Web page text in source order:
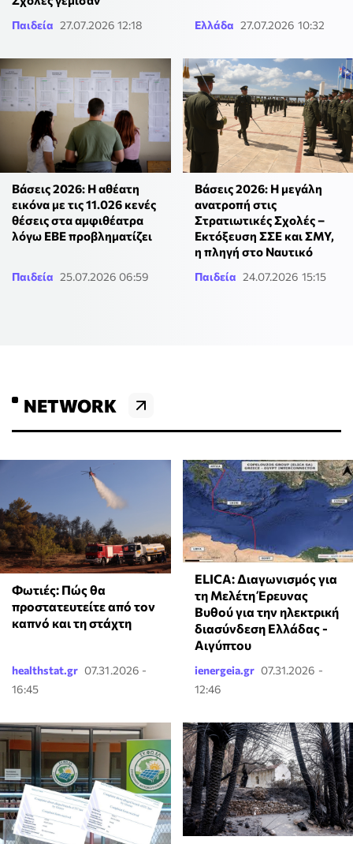
Παιδεία 27.07.2026 12:18 Ελλάδα 27.07.2026 10:32
Βάσεις 2026: Η αθέατη
εικόνα με τις 11.026 κενές
θέσεις στα αμφιθέατρα
λόγω ΕΒΕ προβληματίζει
Παιδεία 25.07.2026 06:59
Βάσεις 2026: Η μεγάλη
ανατροπή στις
Στρατιωτικές Σχολές –
Εκτόξευση ΣΣΕ και ΣΜΥ,
η πληγή στο Ναυτικό
Παιδεία 24.07.2026 15:15
NETWORK
Φωτιές: Πώς θα
προστατευτείτε από τον
καπνό και τη στάχτη
healthstat.gr 07.31.2026 -
16:45
ELICA: Διαγωνισμός για
τη Μελέτη Έρευνας
Βυθού για την ηλεκτρική
διασύνδεση Ελλάδας -
Αιγύπτου
ienergeia.gr 07.31.2026 -
12:46